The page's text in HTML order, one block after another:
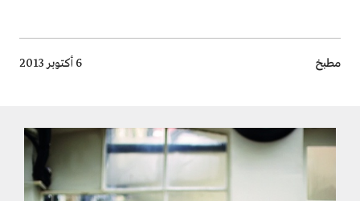
Breadcrumbمطبخ